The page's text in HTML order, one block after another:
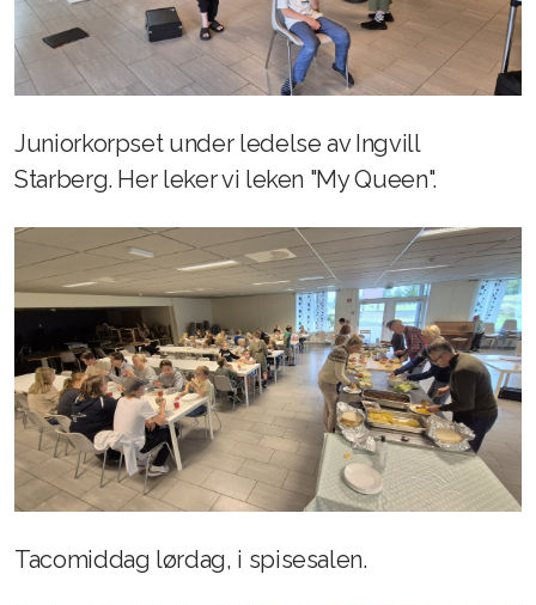
Juniorkorpset under ledelse av Ingvill
Starberg. Her leker vi leken "My Queen".
Tacomiddag lørdag, i spisesalen.